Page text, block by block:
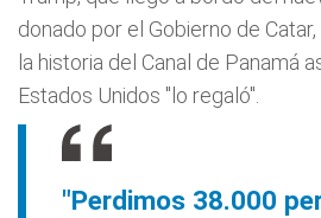
donado por el Gobierno de
la historia del Canal de Panamá
Estados Unidos "lo regaló".
"Perdimos 38.000